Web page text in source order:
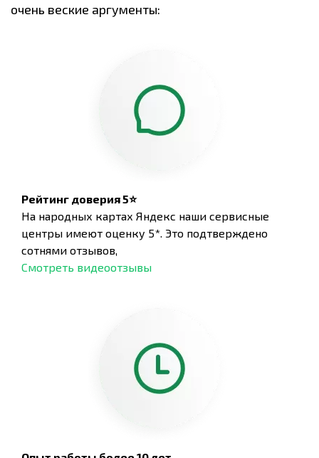
очень веские аргументы:
Рейтинг доверия 5⭐
На народных картах Яндекс наши сервисные
центры имеют оценку 5*. Это подтверждено
сотнями отзывов,
Смотреть видеоотзывы